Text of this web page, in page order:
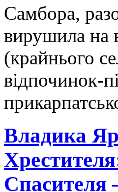
Самбора,
вирушила на
(крайнього
відпочинок-
Владика
Спасителя